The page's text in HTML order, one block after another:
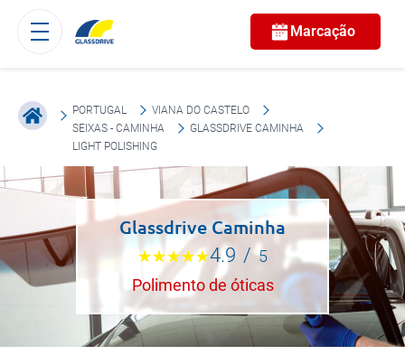
Marcação
PORTUGAL
VIANA DO CASTELO
SEIXAS - CAMINHA
GLASSDRIVE CAMINHA
LIGHT POLISHING
Glassdrive Caminha
4.9 / 5
Polimento de óticas